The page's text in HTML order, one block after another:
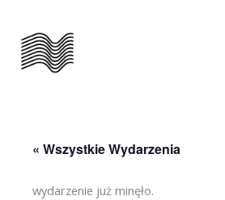
treści
« Wszystkie Wydarzenia
wydarzenie już minęło.